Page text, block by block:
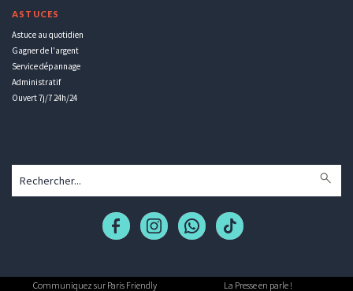
ASTUCES
Astuce au quotidien
Gagner de l'argent
Service dépannage
Administratif
Ouvert 7j/7 24h/24
Communiquez sur Paris Friendly La Presse en parle !